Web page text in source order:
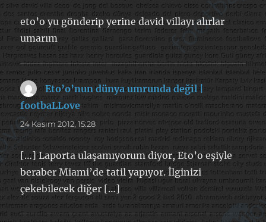
eto’o yu gönderip yerine david villayı alırlar
umarım
Eto’o’nun dünya umrunda değil |
footbaLLovededi
ki:
24 Kasım 2012, 15:28
[…] Laporta ulaşamıyorum diyor, Eto’o eşiyle
beraber Miami’de tatil yapıyor. İlginizi
çekebilecek diğer […]